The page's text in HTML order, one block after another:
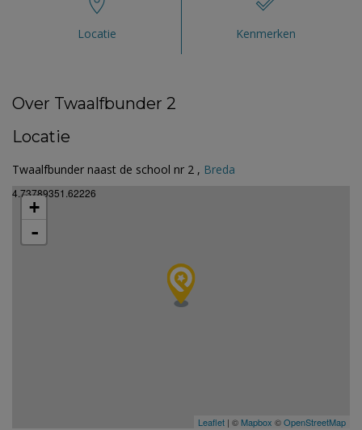
Locatie Kenmerken
Over Twaalfbunder 2
Locatie
Twaalfbunder naast de school nr 2 , Breda
4.73789351.62226
+
-
Leaflet | © Mapbox ©OpenStreetMap